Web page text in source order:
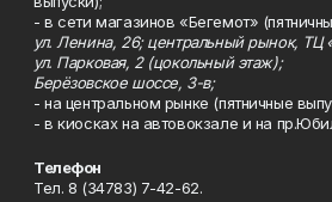
- в сети магазинов «Бегемот»
ул. Ленина, 26; центральный рынок, ТЦ
ул. Парковая, 2 (цокольный этаж);
Берёзовское шоссе, 3-в;
- на центральном рынке (пятничные
- в киосках на автовокзале и на
Телефон
Тел. 8 (34783) 7-42-62.